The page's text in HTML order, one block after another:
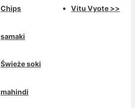
Chips
samaki
Świeże soki
mahindi
Vitu Vyote >>